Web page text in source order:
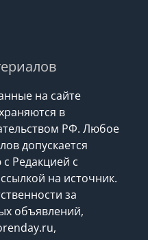
на сайте
в
РФ. Любое
допускается
Редакцией с
на источник.
за
объявлений,